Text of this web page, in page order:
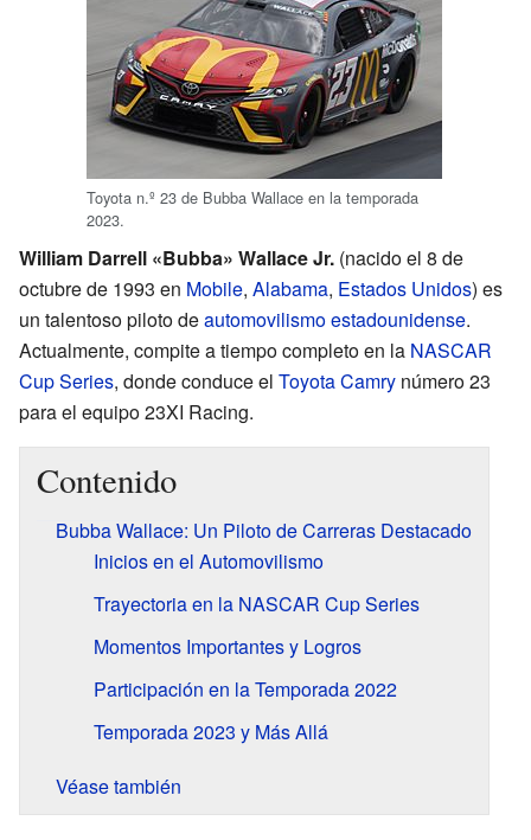
Toyota n.º 23 de Bubba Wallace en la temporada
2023.
William Darrell «Bubba» Wallace Jr. (nacido el 8 de
octubre de 1993 en Mobile, Alabama, Estados Unidos) es
un talentoso piloto deautomovilismoestadounidense.
Actualmente, compite a tiempo completo en la NASCAR
Cup Series, donde conduce el Toyota Camry número 23
para el equipo 23XI Racing.
Contenido
Bubba Wallace: Un Piloto de Carreras Destacado
Inicios en el Automovilismo
Trayectoria en la NASCAR Cup Series
Momentos Importantes y Logros
Participación en la Temporada 2022
Temporada 2023 y Más Allá
Véase también